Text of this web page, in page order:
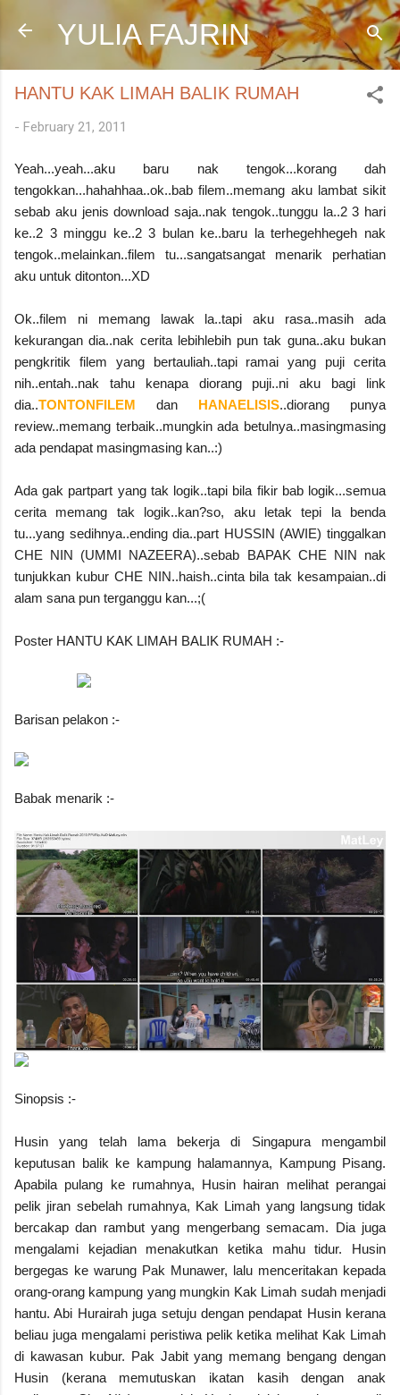
Skip to main content
YULIA FAJRIN
HANTU KAK LIMAH BALIK RUMAH
- February 21, 2011
Yeah...yeah...aku baru nak tengok...korang dah
tengokkan...hahahhaa..ok..bab filem..memang aku lambat sikit
sebab aku jenis download saja..nak tengok..tunggu la..2 3 hari
ke..2 3 minggu ke..2 3 bulan ke..baru la terhegehhegeh nak
tengok..melainkan..filem tu...sangatsangat menarik perhatian
aku untuk ditonton...XD
Ok..filem ni memang lawak la..tapi aku rasa..masih ada
kekurangan dia..nak cerita lebihlebih pun tak guna..aku bukan
pengkritik filem yang bertauliah..tapi ramai yang puji cerita
nih..entah..nak tahu kenapa diorang puji..ni aku bagi link
dia..TONTONFILEM dan HANAELISIS..diorang punya
review..memang terbaik..mungkin ada betulnya..masingmasing
ada pendapat masingmasing kan..:)
Ada gak partpart yang tak logik..tapi bila fikir bab logik...semua
cerita memang tak logik..kan?so, aku letak tepi la benda
tu...yang sedihnya..ending dia..part HUSSIN (AWIE) tinggalkan
CHE NIN (UMMI NAZEERA)..sebab BAPAK CHE NIN nak
tunjukkan kubur CHE NIN..haish..cinta bila tak kesampaian..di
alam sana pun terganggu kan...;(
Poster HANTU KAK LIMAH BALIK RUMAH :-
Barisan pelakon :-
Babak menarik :-
Sinopsis :-
Husin yang telah lama bekerja di Singapura mengambil
keputusan balik ke kampung halamannya, Kampung Pisang.
Apabila pulang ke rumahnya, Husin hairan melihat perangai
pelik jiran sebelah rumahnya, Kak Limah yang langsung tidak
bercakap dan rambut yang mengerbang semacam. Dia juga
mengalami kejadian menakutkan ketika mahu tidur. Husin
bergegas ke warung Pak Munawer, lalu menceritakan kepada
orang-orang kampung yang mungkin Kak Limah sudah menjadi
hantu. Abi Hurairah juga setuju dengan pendapat Husin kerana
beliau juga mengalami peristiwa pelik ketika melihat Kak Limah
di kawasan kubur. Pak Jabit yang memang bengang dengan
Husin (kerana memutuskan ikatan kasih dengan anak